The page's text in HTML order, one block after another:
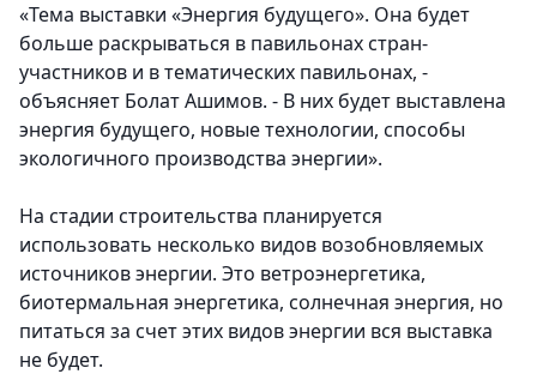
«Тема выставки «Энергия будущего». Она будет
больше раскрываться в павильонах стран-
участников и в тематических павильонах, -
объясняет Болат Ашимов. - В них будет выставлена
энергия будущего, новые технологии, способы
экологичного производства энергии».
На стадии строительства планируется
использовать несколько видов возобновляемых
источников энергии. Это ветроэнергетика,
биотермальная энергетика, солнечная энергия, но
питаться за счет этих видов энергии вся выставка
не будет.